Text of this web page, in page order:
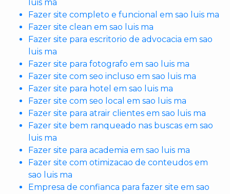
luis ma
Fazer site completo e funcional em sao luis ma
Fazer site clean em sao luis ma
Fazer site para escritorio de advocacia em sao
luis ma
Fazer site para fotografo em sao luis ma
Fazer site com seo incluso em sao luis ma
Fazer site para hotel em sao luis ma
Fazer site com seo local em sao luis ma
Fazer site para atrair clientes em sao luis ma
Fazer site bem ranqueado nas buscas em sao
luis ma
Fazer site para academia em sao luis ma
Fazer site com otimizacao de conteudos em
sao luis ma
Empresa de confianca para fazer site em sao